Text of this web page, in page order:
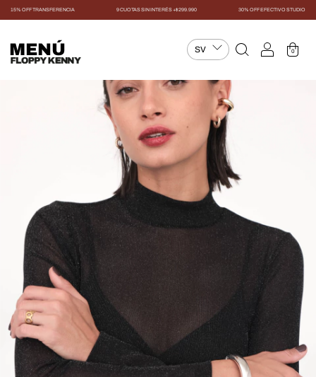
15% OFF TRANSFERENCIA 9 CUOTAS SIN INTERÉS +$299.990 30% OFF EFECTIVO STUDIO
MENÚ 0